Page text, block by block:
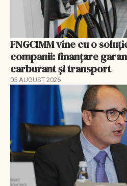
FNGCIMM vine cu o
companii: finanțare
carburant și transport
05 AUGUST 2026